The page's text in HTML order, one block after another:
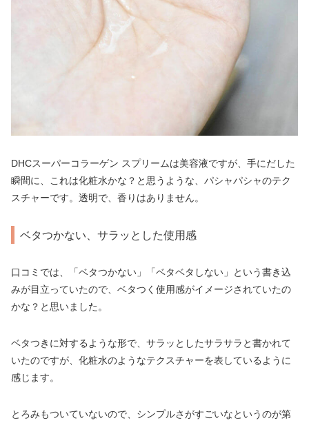
DHCスーパーコラーゲン スプリームは美容液ですが、手にだした
瞬間に、これは化粧水かな？と思うような、パシャパシャのテク
スチャーです。透明で、香りはありません。
ベタつかない、サラッとした使用感
口コミでは、「ベタつかない」「ベタベタしない」という書き込
みが目立っていたので、ベタつく使用感がイメージされていたの
かな？と思いました。
ベタつきに対するような形で、サラッとしたサラサラと書かれて
いたのですが、化粧水のようなテクスチャーを表しているように
感じます。
とろみもついていないので、シンプルさがすごいなというのが第